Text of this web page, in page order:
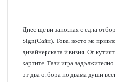
Днес ще ви запозная с една
Sign(Сайн). Това, което ме
дизайнерската ѝ визия. От
картите. Тази игра
от два отбора по двама души